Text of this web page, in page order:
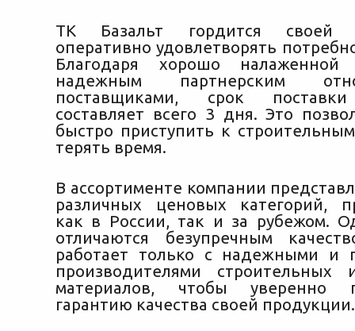
ТК Базальт гордится своей
оперативно удовлетворять
Благодаря хорошо налаженной
надежным партнерским
поставщиками, срок
составляет всего 3 дня. Это
быстро приступить к
терять время.
В ассортименте компании
различных ценовых категорий,
как в России, так и за рубежом.
отличаются безупречным
работает только с надежными и
производителями строительных
материалов, чтобы уверенно
гарантию качества своей продукции.